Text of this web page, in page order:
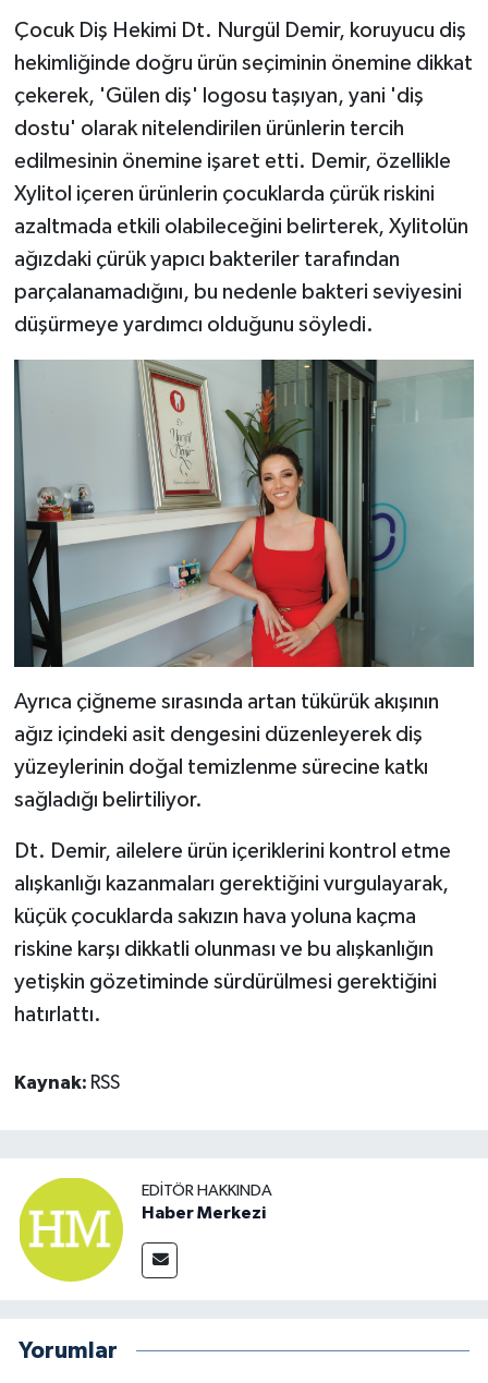
Çocuk Diş Hekimi Dt. Nurgül Demir, koruyucu diş
hekimliğinde doğru ürün seçiminin önemine dikkat
çekerek, 'Gülen diş' logosu taşıyan, yani 'diş
dostu' olarak nitelendirilen ürünlerin tercih
edilmesinin önemine işaret etti. Demir, özellikle
Xylitol içeren ürünlerin çocuklarda çürük riskini
azaltmada etkili olabileceğini belirterek, Xylitolün
ağızdaki çürük yapıcı bakteriler tarafından
parçalanamadığını, bu nedenle bakteri seviyesini
düşürmeye yardımcı olduğunu söyledi.
Ayrıca çiğneme sırasında artan tükürük akışının
ağız içindeki asit dengesini düzenleyerek diş
yüzeylerinin doğal temizlenme sürecine katkı
sağladığı belirtiliyor.
Dt. Demir, ailelere ürün içeriklerini kontrol etme
alışkanlığı kazanmaları gerektiğini vurgulayarak,
küçük çocuklarda sakızın hava yoluna kaçma
riskine karşı dikkatli olunması ve bu alışkanlığın
yetişkin gözetiminde sürdürülmesi gerektiğini
hatırlattı.
Kaynak: RSS
EDITÖR HAKKINDA
Haber Merkezi
Yorumlar